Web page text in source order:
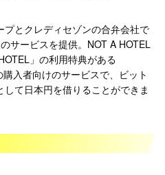
プとクレディセゾンの合弁会社で
サービスを提供。NOT A HOTEL
」の利用特典がある
入者向けのサービスで、ビット
て日本円を借りることができま